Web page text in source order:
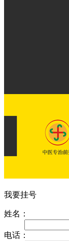
我要挂号
姓名：
电话：